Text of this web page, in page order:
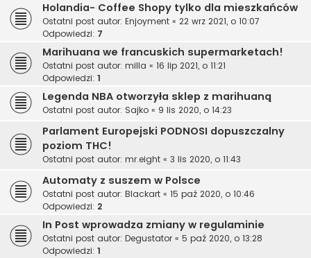
Holandia- Coffee Shopy tylko dla mieszkańców
Ostatni post autor: Enjoyment « 22 wrz 2021, o 10:07
Odpowiedzi: 7
Marihuana we francuskich supermarketach!
Ostatni post autor: milla « 16 lip 2021, o 11:21
Odpowiedzi: 1
Legenda NBA otworzyła sklep z marihuaną
Ostatni post autor: Sajko « 9 lis 2020, o 14:23
Parlament Europejski PODNOSI dopuszczalny
poziom THC!
Ostatni post autor: mr.eight « 3 lis 2020, o 11:43
Automaty z suszem w Polsce
Ostatni post autor: Blackart « 15 paź 2020, o 10:46
Odpowiedzi: 2
In Post wprowadza zmiany w regulaminie
Ostatni post autor: Degustator « 5 paź 2020, o 13:28
Odpowiedzi: 1